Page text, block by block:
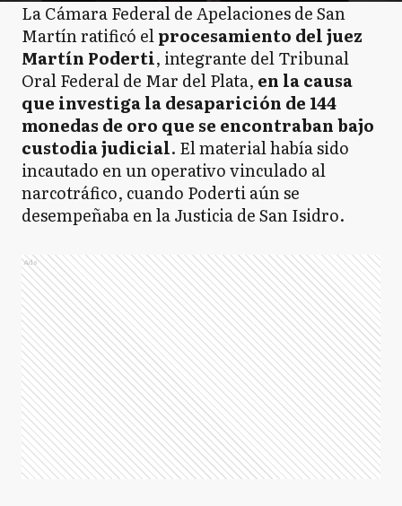
La Cámara Federal de Apelaciones de San
Martín ratificó elprocesamiento del juez
Martín Poderti, integrante del Tribunal
Oral Federal de Mar del Plata, en la causa
que investiga la desaparición de 144
monedas de oro que se encontraban bajo
custodia judicial. El material había sido
incautado en un operativo vinculado al
narcotráfico, cuando Poderti aún se
desempeñaba en la Justicia de San Isidro.
Ads